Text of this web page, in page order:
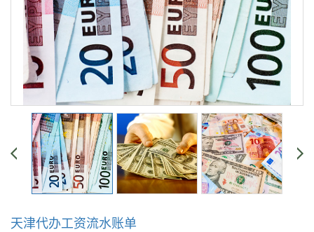
天津代办工资流水账单